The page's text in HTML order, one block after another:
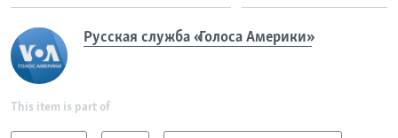
Русская служба «Голоса Америки»
This item is part of